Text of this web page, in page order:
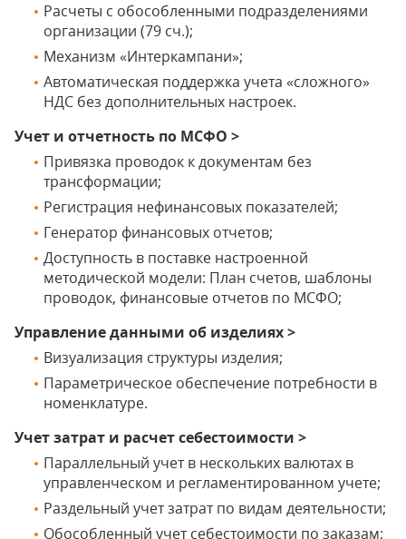
Расчеты с обособленными подразделениями
организации (79 сч.);
Механизм «Интеркампани»;
Автоматическая поддержка учета «сложного»
НДС без дополнительных настроек.
Учет и отчетность по МСФО >
Привязка проводок к документам без
трансформации;
Регистрация нефинансовых показателей;
Генератор финансовых отчетов;
Доступность в поставке настроенной
методической модели: План счетов, шаблоны
проводок, финансовые отчетов по МСФО;
Управление данными об изделиях >
Визуализация структуры изделия;
Параметрическое обеспечение потребности в
номенклатуре.
Учет затрат и расчет себестоимости >
Параллельный учет в нескольких валютах в
управленческом и регламентированном учете;
Раздельный учет затрат по видам деятельности;
Обособленный учет себестоимости по заказам;